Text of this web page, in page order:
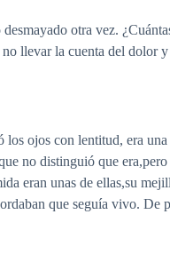
otra vez.
llevar la cuenta del dolor
ojos con lentitud, era
no distinguió que
eran unas de ellas,su
que seguía vivo.